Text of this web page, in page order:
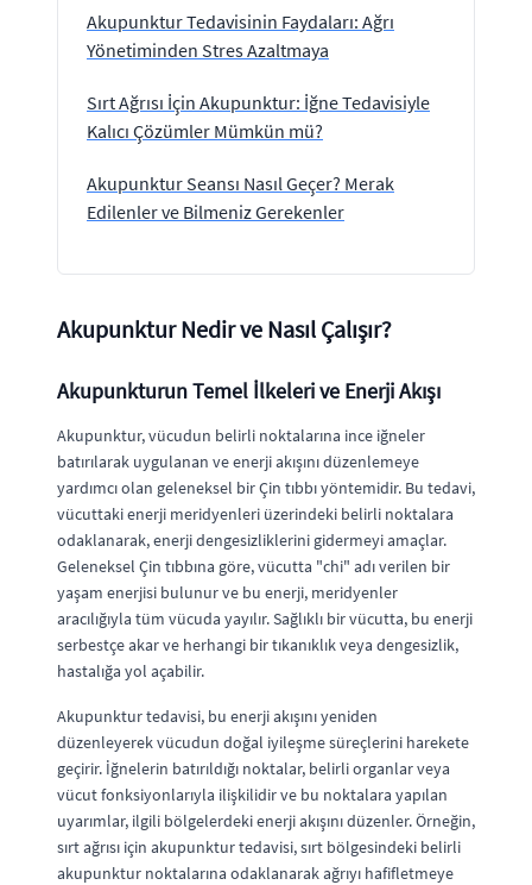
Akupunktur Tedavisinin Faydaları: Ağrı
Yönetiminden Stres Azaltmaya
Sırt Ağrısı İçin Akupunktur: İğne Tedavisiyle
Kalıcı Çözümler Mümkün mü?
Akupunktur Seansı Nasıl Geçer? Merak
Edilenler ve Bilmeniz Gerekenler
Akupunktur Nedir ve Nasıl Çalışır?
Akupunkturun Temel İlkeleri ve Enerji Akışı
Akupunktur, vücudun belirli noktalarına ince iğneler
batırılarak uygulanan ve enerji akışını düzenlemeye
yardımcı olan geleneksel bir Çin tıbbı yöntemidir. Bu tedavi,
vücuttaki enerji meridyenleri üzerindeki belirli noktalara
odaklanarak, enerji dengesizliklerini gidermeyi amaçlar.
Geleneksel Çin tıbbına göre, vücutta "chi" adı verilen bir
yaşam enerjisi bulunur ve bu enerji, meridyenler
aracılığıyla tüm vücuda yayılır. Sağlıklı bir vücutta, bu enerji
serbestçe akar ve herhangi bir tıkanıklık veya dengesizlik,
hastalığa yol açabilir.
Akupunktur tedavisi, bu enerji akışını yeniden
düzenleyerek vücudun doğal iyileşme süreçlerini harekete
geçirir. İğnelerin batırıldığı noktalar, belirli organlar veya
vücut fonksiyonlarıyla ilişkilidir ve bu noktalara yapılan
uyarımlar, ilgili bölgelerdeki enerji akışını düzenler. Örneğin,
sırt ağrısı için akupunktur tedavisi, sırt bölgesindeki belirli
akupunktur noktalarına odaklanarak ağrıyı hafifletmeye